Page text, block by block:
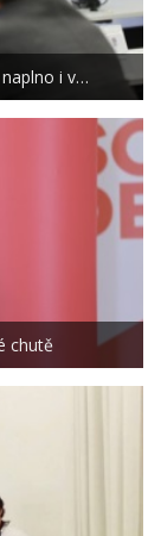
naplno i v…
chutě